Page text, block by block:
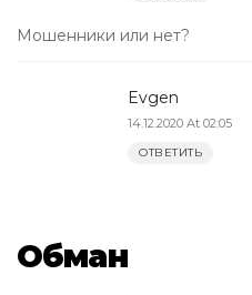
Мошенники или нет?
Evgen
14.12.2020 At 02:05
ОТВЕТИТЬ
Обман